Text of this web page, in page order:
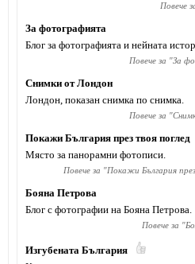
Повече
За фотографията
Блог за фотографията и нейната
Повече за "За
Снимки от Лондон
Лондон, показан снимка по снимка.
Повече за "
Покажи България през твоя поглед
Място за панорамни фотописи.
Повече за "Покажи България
Бояна Петрова
Блог с фотографии на Бояна Петрова.
Повече за "
Изгубената България